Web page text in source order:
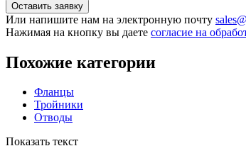
Или напишите нам на электронную почту
Нажимая на кнопку вы даете согласие на
Похожие категории
Фланцы
Тройники
Отводы
Показать текст